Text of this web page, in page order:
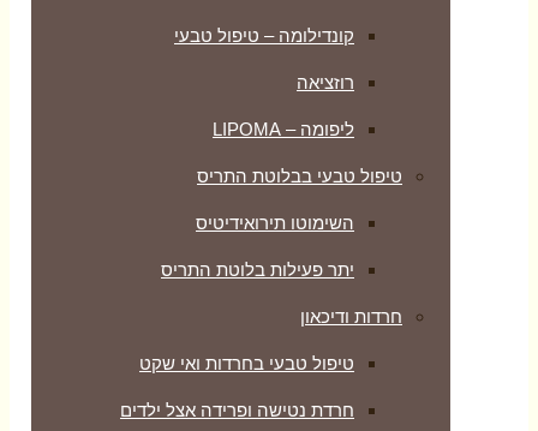
קונדילומה – טיפול טבעי
רוזציאה
ליפומה – LIPOMA
טיפול טבעי בבלוטת התריס
השימוטו תירואידיטיס
יתר פעילות בלוטת התריס
חרדות ודיכאון
טיפול טבעי בחרדות ואי שקט
חרדת נטישה ופרידה אצל ילדים